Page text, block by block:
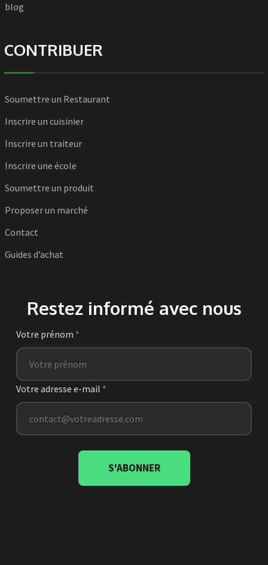
blog
CONTRIBUER
Soumettre un Restaurant
Inscrire un cuisinier
Inscrire un traiteur
Inscrire une école
Soumettre un produit
Proposer un marché
Contact
Guides d’achat
Restez informé avec nous
Votre prénom *
Votre adresse e-mail *
S'ABONNER